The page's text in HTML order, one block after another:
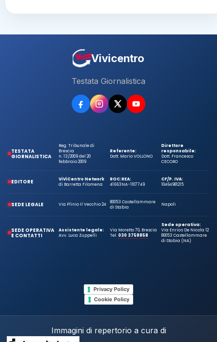
Vivicentro
Testata Giornalistica
TESTATA
GIORNALISTICA
Reg. Tribunale di
Brescia
n. 13/2009 del 20
febbraio 2009
Referente:
Dott. Mario VOLLONO
Direttore
responsabile:
Dott. Francesco
CECORO
EDITORE
ViViCentro Network
di Barretta Filomena
ROC:
41663
REA:
NA-1107749
CF/P. IVA:
10464981215
SEDE LEGALE Via Plinio Il Vecchio 24
80053 Castellammare
di Stabia
Napoli
SEDE OPERATIVA
E CONTATTI
Assistente legale:
Avv. Luca Zuppelli
Via Moretto 70, Brescia
Tel.030 3758858
Sede operativa:
Via Enrico De Nicola 12
80053 Castellammare
di Stabia (NA)
Privacy Policy
Cookie Policy
Immagini di repertorio a cura di